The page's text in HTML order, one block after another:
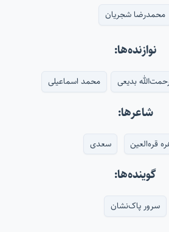
محمدرضا شجریان
نوازنده‌ها:
بدیعی محمد اسماعیلی
شاعرها:
قره‌العین سعدی
گوینده‌ها:
سرور پاک‌نشان